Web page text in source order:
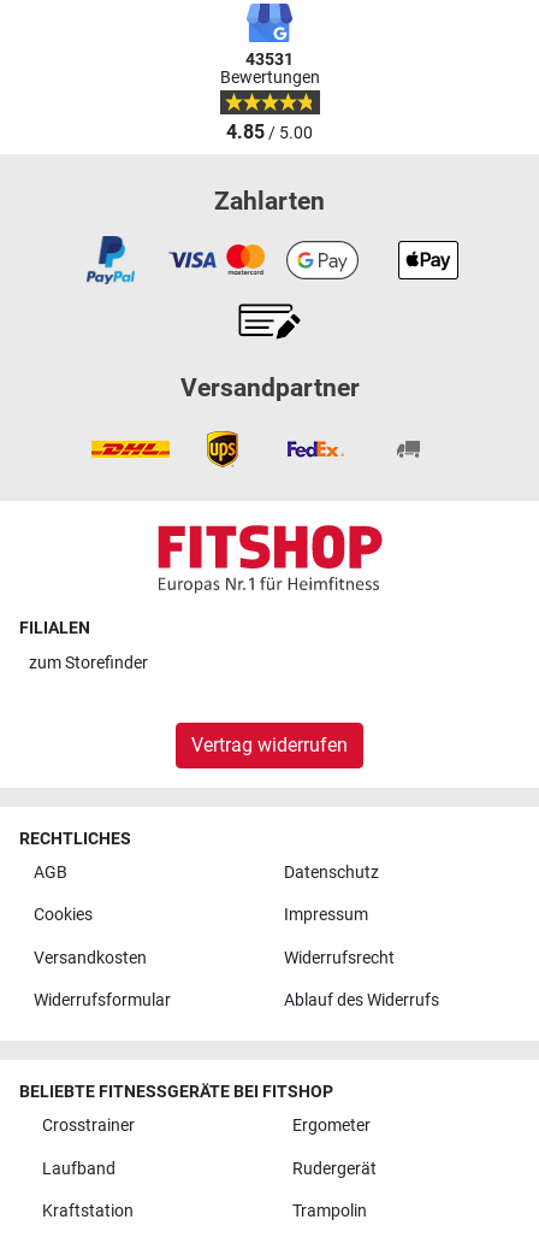
43531
Bewertungen
4.85/ 5.00
Zahlarten
Versandpartner
FILIALEN
zumStorefinder
Vertrag widerrufen
RECHTLICHES
AGB
Datenschutz
Cookies Impressum
Versandkosten Widerrufsrecht
Widerrufsformular Ablauf des Widerrufs
BELIEBTE FITNESSGERÄTE BEI FITSHOP
Crosstrainer
Ergometer
Laufband Rudergerät
Kraftstation Trampolin